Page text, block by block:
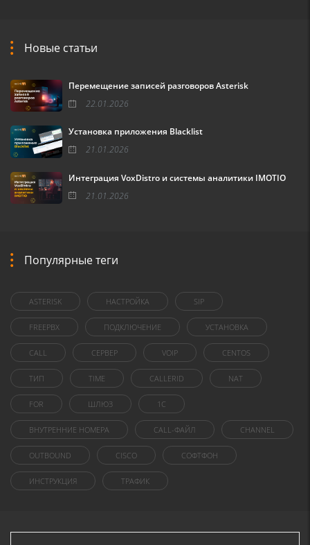
Новые статьи
Перемещение записей разговоров Asterisk
22.01.2026
Установка приложения Blacklist
21.01.2026
Интеграция VoxDistro и системы аналитики IMOTIO
21.01.2026
Популярные теги
ASTERISK НАСТРОЙКА SIP
FREEPBX ПОДКЛЮЧЕНИЕ УСТАНОВКА
CALL СЕРВЕР VOIP CENTOS
ТИП TIME CALLERID NAT
FOR ШЛЮЗ 1C
ВНУТРЕННИЕ НОМЕРА CALL-ФАЙЛ CHANNEL
OUTBOUND CISCO СОФТФОН
ИНСТРУКЦИЯ ТРАФИК